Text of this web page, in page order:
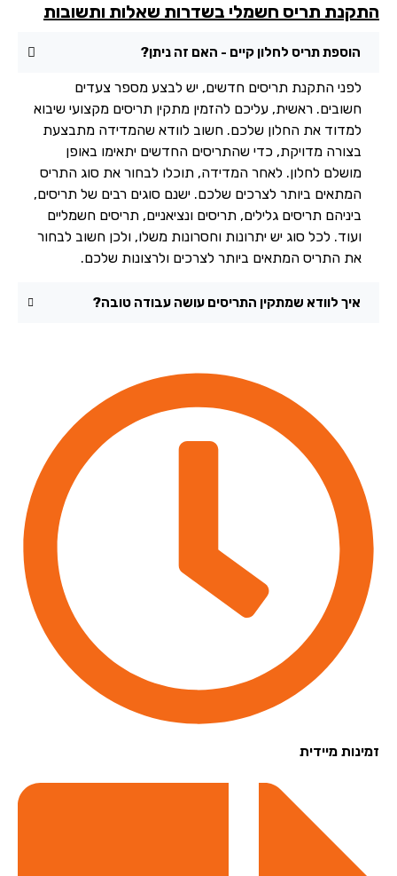
תריס חשמלי בשדרות שאלות ותשובות
הוספת תריס לחלון קיים - האם זה ניתן?
לפני התקנת תריסים חדשים, יש לבצע מספר צעדים
חשובים. ראשית, עליכם להזמין מתקין תריסים מקצועי שיבוא
למדוד את החלון שלכם. חשוב לוודא שהמדידה מתבצעת
בצורה מדויקת, כדי שהתריסים החדשים יתאימו באופן
מושלם לחלון. לאחר המדידה, תוכלו לבחור את סוג התריס
המתאים ביותר לצרכים שלכם. ישנם סוגים רבים של תריסים,
ביניהם תריסים גלילים, תריסים ונציאניים, תריסים חשמליים
ועוד. לכל סוג יש יתרונות וחסרונות משלו, ולכן חשוב לבחור
את התריס המתאים ביותר לצרכים ולרצונות שלכם.
איך לוודא שמתקין התריסים עושה עבודה טובה?
מיידית